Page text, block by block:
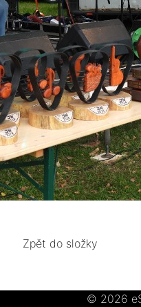
Zpět do složky
© 2026